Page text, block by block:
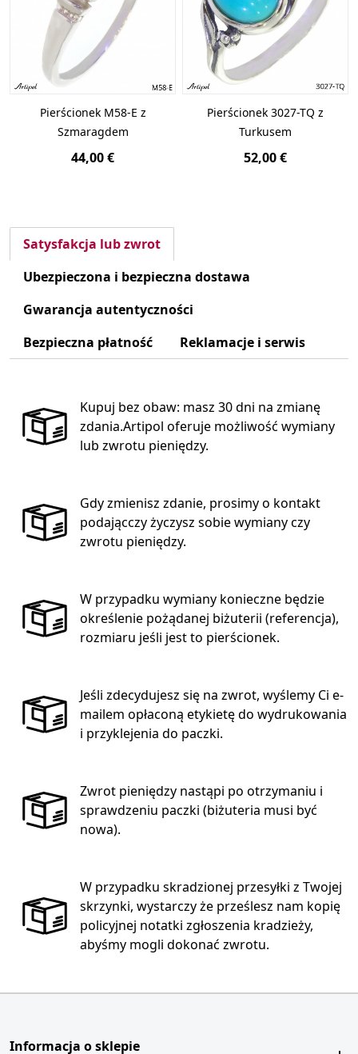
Pierścionek M58-E z
Szmaragdem
44,00 €
Pierścionek 3027-TQ z
Turkusem
52,00 €
Satysfakcja lub zwrot
Ubezpieczona i bezpieczna dostawa
Gwarancja autentyczności
Bezpieczna płatność
Reklamacje i serwis
Kupuj bez obaw: masz 30 dni na zmianę
zdania.Artipol oferuje możliwość wymiany
lub zwrotu pieniędzy.
Gdy zmienisz zdanie, prosimy o kontakt
podającczy życzysz sobie wymiany czy
zwrotu pieniędzy.
W przypadku wymiany konieczne będzie
określenie pożądanej biżuterii (referencja),
rozmiaru jeśli jest to pierścionek.
Jeśli zdecydujesz się na zwrot, wyślemy Ci e-
mailem opłaconą etykietę do wydrukowania
i przyklejenia do paczki.
Zwrot pieniędzy nastąpi po otrzymaniu i
sprawdzeniu paczki (biżuteria musi być
nowa).
W przypadku skradzionej przesyłki z Twojej
skrzynki, wystarczy że prześlesz nam kopię
policyjnej notatki zgłoszenia kradzieży,
abyśmy mogli dokonać zwrotu.
Informacja o sklepie